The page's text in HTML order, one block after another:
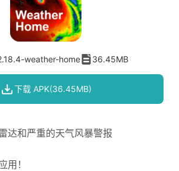
weather-home 36.45MB
下载 APK(36.45MB)
达和严重的天气风暴警报
用！